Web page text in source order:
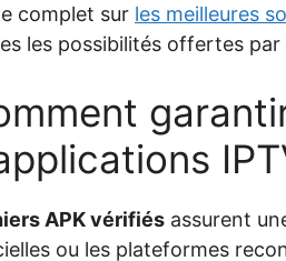
complet sur les meilleures
les possibilités offertes
APK vérifiés assurent
ou les plateformes